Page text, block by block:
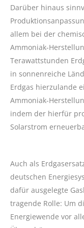
Darüber hinaus
allem bei der
Ammoniak-
Terawattstunden
in sonnenreiche
Erdgas hierzulande
Ammoniak-
indem der hierfür
Solarstrom
Auch als
deutschen
dafür ausgelegte
tragende Rolle: Um
Energiewende vor